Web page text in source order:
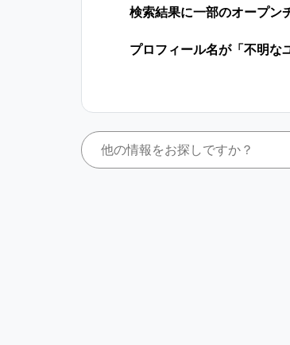
検索結果に一部のオープン
プロフィール名が「不明な